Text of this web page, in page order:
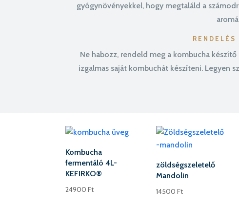
gyógynövényekkel, hogy megtaláld a
Ne habozz, rendeld meg a kombucha
izgalmas saját kombuchát készíteni. Legyen
Kombucha
fermentáló 4L-
KEFIRKO®
24900Ft
zöldségszeletelő
Mandolin
14500Ft